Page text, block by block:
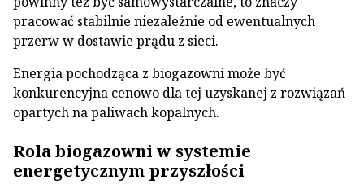
pracować stabilnie niezależnie od ewentualnych
przerw w dostawie prądu z sieci.
Energia pochodząca z biogazowni może być
konkurencyjna cenowo dla tej uzyskanej z rozwiązań
opartych na paliwach kopalnych.
Rola biogazowni w systemie
energetycznym przyszłości